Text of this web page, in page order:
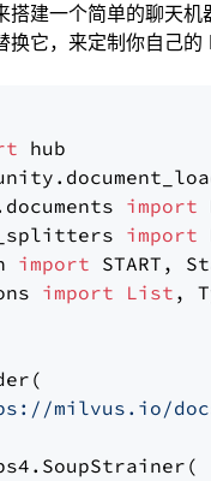
建一个简单的聊天机
它，来定制你自己的
import
import
import
import List ,
milvus.io/